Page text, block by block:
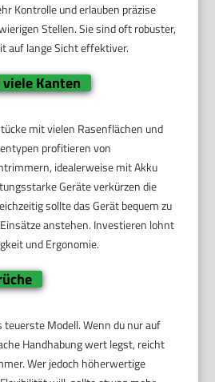
Kontrolle und erlauben präzise
Stellen. Sie sind oft robuster,
auf lange Sicht effektiver.
Kanten
mit vielen Rasenflächen und
profitieren von
idealerweise mit Akku
Geräte verkürzen die
sollte das Gerät bequem zu
anstehen. Investieren lohnt
und Ergonomie.
Modell. Wenn du nur auf
Handhabung wert legst, reicht
Wer jedoch höherwertige